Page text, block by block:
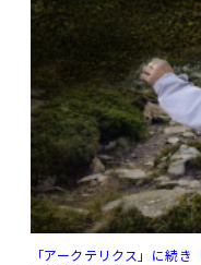
「アークテリクス」に続